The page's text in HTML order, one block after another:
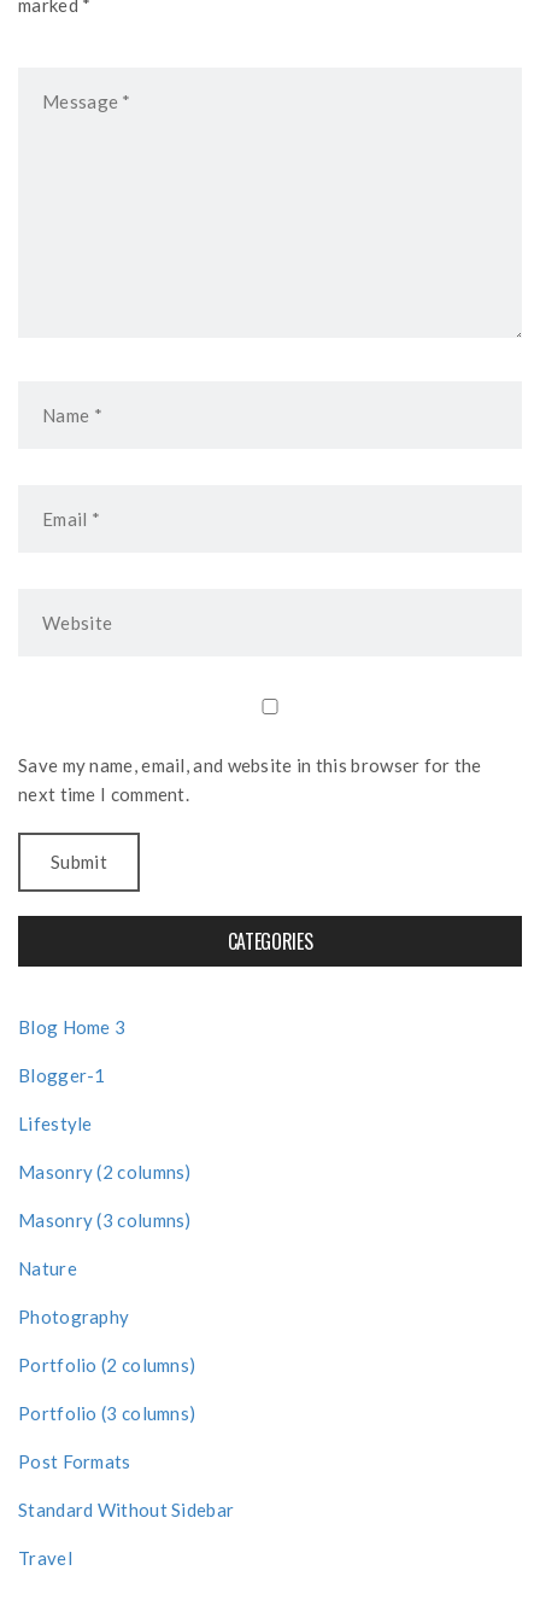
Save my name, email, and website in this browser for the
next time I comment.
CATEGORIES
Blog Home 3
Blogger-1
Lifestyle
Masonry (2 columns)
Masonry (3 columns)
Nature
Photography
Portfolio (2 columns)
Portfolio (3 columns)
Post Formats
Standard Without Sidebar
Travel